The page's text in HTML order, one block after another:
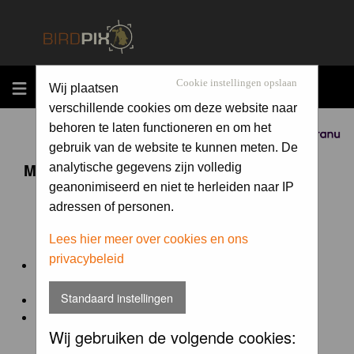
MENU
Sponsored by
Cookie instellingen opslaan
Wij plaatsen
verschillende cookies om deze website naar
behoren te laten functioneren en om het
gebruik van de website te kunnen meten. De
analytische gegevens zijn volledig
geanonimiseerd en niet te herleiden naar IP
adressen of personen.
Lees hier meer over cookies en ons
privacybeleid
Standaard instellingen
Wij gebruiken de volgende cookies:
Maandopdracht 'lentekriebels'
De maandopdracht van Birdpix is een competitie voor
en door de Birdpix fotografen community:
Het onderwerp van de opdracht wordt bepaald door de
winnaar van de laatste maandopdracht
De community nomineert de winnaar.
Geregistreerde gebruikers van Birdpix kunnen onder
deze voorwaardendeelnemen.